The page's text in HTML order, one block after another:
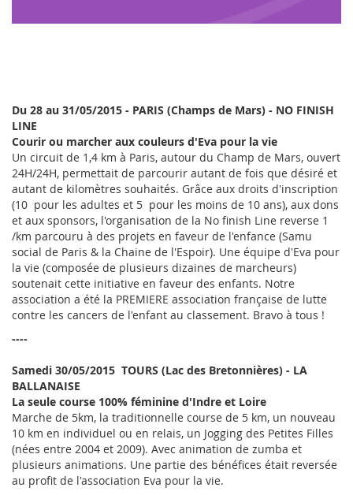
Du 28 au 31/05/2015 - PARIS (Champs de Mars) - NO FINISH
LINE
Courir ou marcher aux couleurs d'Eva pour la vie
Un circuit de 1,4 km à Paris, autour du Champ de Mars, ouvert
24H/24H, permettait de parcourir autant de fois que désiré et
autant de kilomètres souhaités. Grâce aux droits d'inscription
(10  pour les adultes et 5  pour les moins de 10 ans), aux dons
et aux sponsors, l'organisation de la No finish Line reverse 1
/km parcouru à des projets en faveur de l'enfance (Samu
social de Paris & la Chaine de l'Espoir). Une équipe d'Eva pour
la vie (composée de plusieurs dizaines de marcheurs)
soutenait cette initiative en faveur des enfants. Notre
association a été la PREMIERE association française de lutte
contre les cancers de l'enfant au classement. Bravo à tous !
----
Samedi 30/05/2015  TOURS (Lac des Bretonnières) - LA
BALLANAISE
La seule course 100% féminine d'Indre et Loire
Marche de 5km, la traditionnelle course de 5 km, un nouveau
10 km en individuel ou en relais, un Jogging des Petites Filles
(nées entre 2004 et 2009). Avec animation de zumba et
plusieurs animations. Une partie des bénéfices était reversée
au profit de l'association Eva pour la vie.